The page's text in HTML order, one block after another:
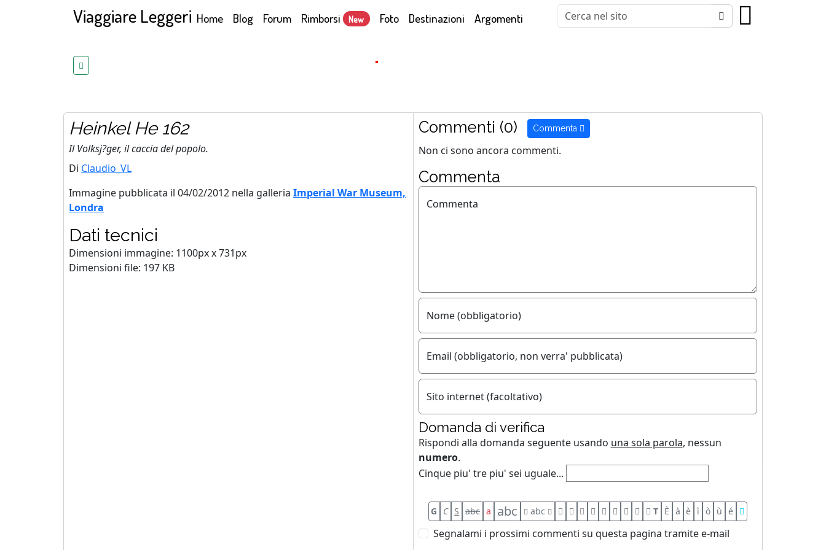
Viaggiare Leggeri Home(current)
Blog Forum Rimborsi New Foto Destinazioni Argomenti
Heinkel He 162
Il Volksj?ger, il caccia del popolo.
Di Claudio_VL
Immagine pubblicata il 04/02/2012 nella galleria Imperial War Museum,
Londra
Dati tecnici
Dimensioni immagine: 1100px x 731px
Dimensioni file: 197 KB
Commenti (0) Commenta
Non ci sono ancora commenti.
Commenta
Commenta
Nome (obbligatorio)
Email (obbligatorio, non verra' pubblicata)
Sito internet (facoltativo)
Domanda di verifica
Rispondi alla domanda seguente usando una sola parola, nessun
numero.
Cinque piu' tre piu' sei uguale...
G C S abc a abc abc T È à è ì ò ù é
Segnalami i prossimi commenti su questa pagina tramite e-mail